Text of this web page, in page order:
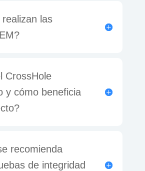
las
CrossHole
y cómo beneficia
recomienda
de integridad